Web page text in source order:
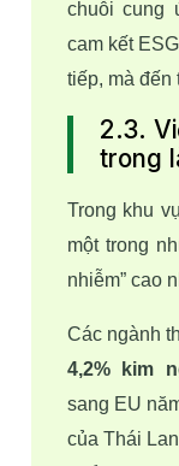
chuỗi cung
cam kết
tiếp, mà
2.3.
trong
Trong khu
một trong
nhiễm” cao
4,2% kim
sang EU
của Thái